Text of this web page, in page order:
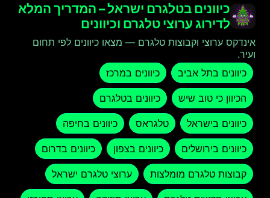
כיוונים בטלגרם ישראל – המדריך המלא
לדירוג ערוצי טלגרם וכיוונים
אינדקס ערוצי וקבוצות טלגרם — מצאו כיוונים לפי תחום
ועיר.
כיוונים בתל אביב
כיוונים במרכז
הכיוון כי טוב שיש כיוונים בטלגרם
כיוונים בישראל טלגראס כיוונים בחיפה
כיוונים בירושלים כיוונים בצפון כיוונים בדרום
קבוצות טלגרם מומלצות ערוצי טלגרם ישראל